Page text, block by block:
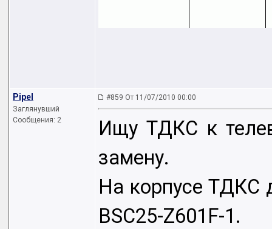
Pipel
Заглянувший
Сообщения: 2
#859 От 11/07/2010 00:00
Ищу ТДКС к
замену.
На корпусе ТДКС
BSC25-Z601F-1.